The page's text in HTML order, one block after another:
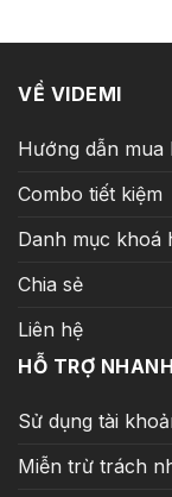
VỀ VIDEMI
Hướng dẫn mua
Combo tiết kiệm
Danh mục khoá
Chia sẻ
Liên hệ
HỖ TRỢ NHANH
Sử dụng tài
Miễn trừ trách